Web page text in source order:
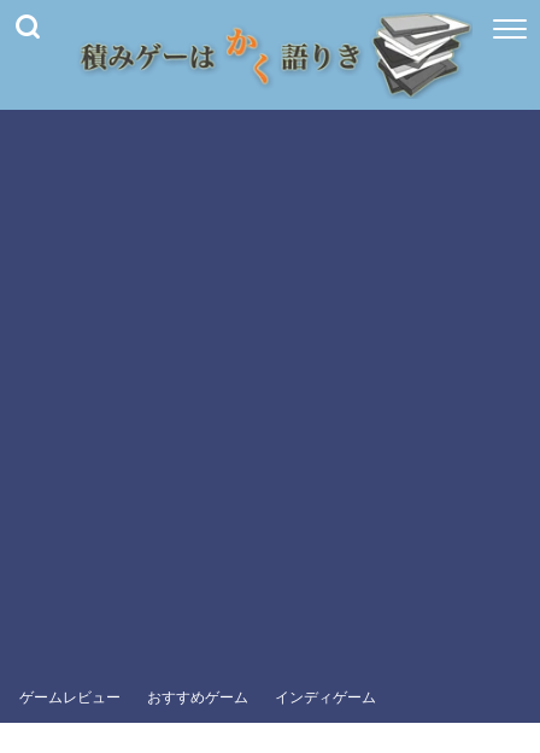
ゲームレビュー おすすめゲーム インディゲーム